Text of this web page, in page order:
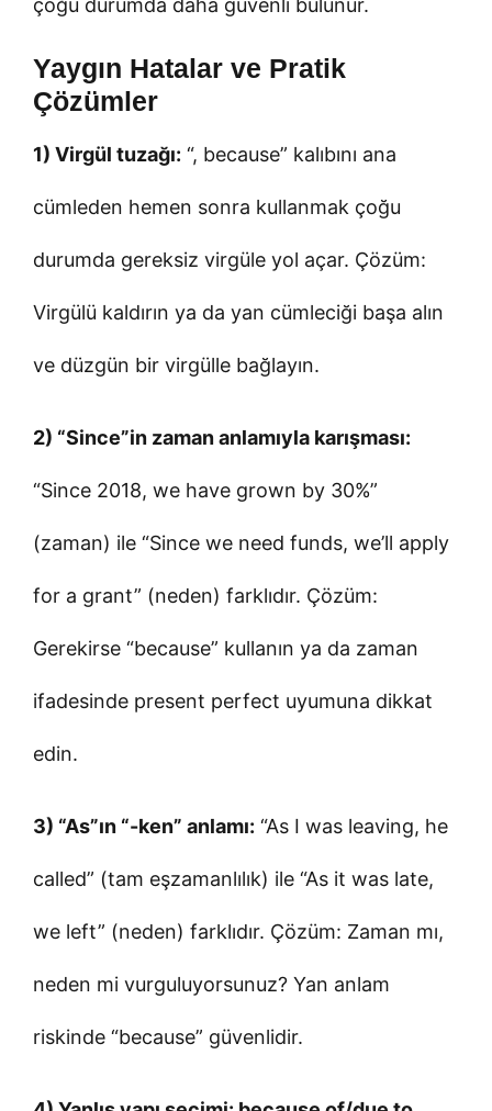
Yaygın Hatalar ve Pratik
Çözümler
1) Virgül tuzağı: “, because” kalıbını ana
cümleden hemen sonra kullanmak çoğu
durumda gereksiz virgüle yol açar. Çözüm:
Virgülü kaldırın ya da yan cümleciği başa alın
ve düzgün bir virgülle bağlayın.
2) “Since”in zaman anlamıyla karışması:
“Since 2018, we have grown by 30%”
(zaman) ile “Since we need funds, we’ll apply
for a grant” (neden) farklıdır. Çözüm:
Gerekirse “because” kullanın ya da zaman
ifadesinde present perfect uyumuna dikkat
edin.
3) “As”ın “-ken” anlamı: “As I was leaving, he
called” (tam eşzamanlılık) ile “As it was late,
we left” (neden) farklıdır. Çözüm: Zaman mı,
neden mi vurguluyorsunuz? Yan anlam
riskinde “because” güvenlidir.